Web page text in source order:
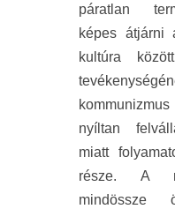
páratlan
képes
kultúra
nyíltan
miatt
része. A
mindössze